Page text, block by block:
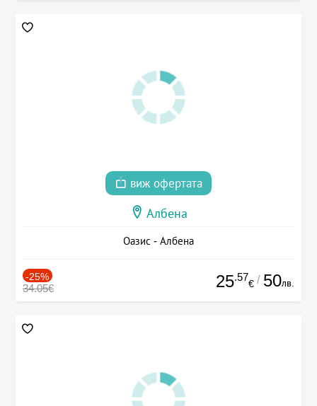
виж офертата
Албена
Оазис - Албена
-25%
34.05€ 25.57
€ / 50лв.